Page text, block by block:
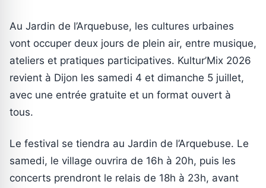
Au Jardin de l’Arquebuse, les cultures urbaines
vont occuper deux jours de plein air, entre musique,
ateliers et pratiques participatives. Kultur’Mix 2026
revient à Dijon les samedi 4 et dimanche 5 juillet,
avec une entrée gratuite et un format ouvert à
tous.
Le festival se tiendra au Jardin de l’Arquebuse. Le
samedi, le village ouvrira de 16h à 20h, puis les
concerts prendront le relais de 18h à 23h, avant